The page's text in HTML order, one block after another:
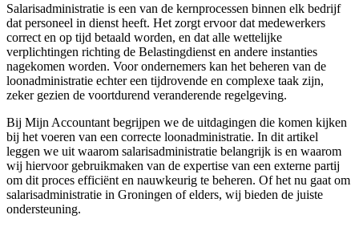
Salarisadministratie is een van de kernprocessen binnen elk bedrijf
dat personeel in dienst heeft. Het zorgt ervoor dat medewerkers
correct en op tijd betaald worden, en dat alle wettelijke
verplichtingen richting de Belastingdienst en andere instanties
nagekomen worden. Voor ondernemers kan het beheren van de
loonadministratie echter een tijdrovende en complexe taak zijn,
zeker gezien de voortdurend veranderende regelgeving.
Bij Mijn Accountant begrijpen we de uitdagingen die komen kijken
bij het voeren van een correcte loonadministratie. In dit artikel
leggen we uit waarom salarisadministratie belangrijk is en waarom
wij hiervoor gebruikmaken van de expertise van een externe partij
om dit proces efficiënt en nauwkeurig te beheren. Of het nu gaat om
salarisadministratie in Groningen of elders, wij bieden de juiste
ondersteuning.